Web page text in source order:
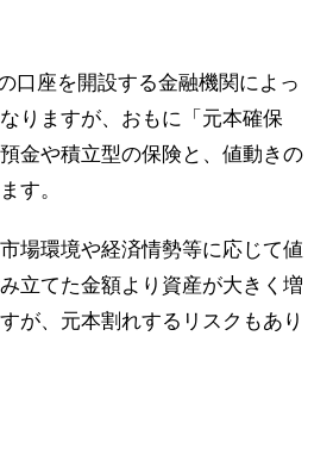
口座を開設する金融機関によっ
りますが、おもに「元本確保
金や積立型の保険と、値動きの
す。
場環境や経済情勢等に応じて値
立てた金額より資産が大きく増
が、元本割れするリスクもあり